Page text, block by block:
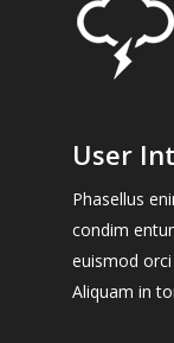
User
Phasellus
condim
euismod
Aliquam in